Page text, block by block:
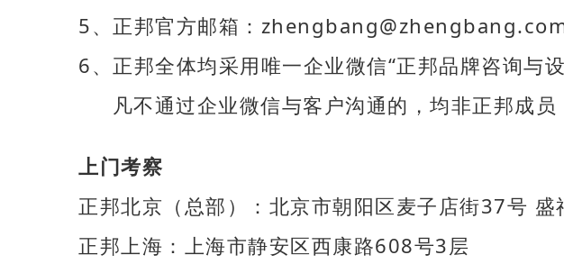
5、正邦官方邮箱：
6、正邦全体均采用唯一企业微信“正邦品牌咨询与
凡不通过企业微信与客户沟通的，均非正邦成员
上门考察
正邦北京（总部）：北京市朝阳区麦子店街37号 盛
正邦上海：上海市静安区西康路608号3层